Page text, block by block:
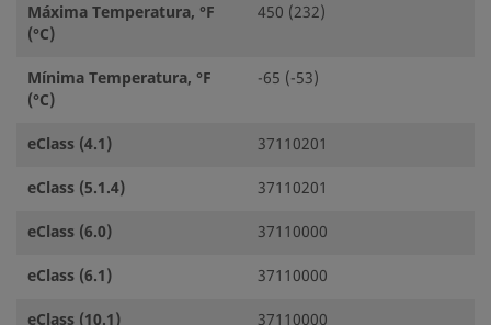
Máxima Temperatura, °F
(°C)
450 (232)
Mínima Temperatura, °F
(°C)
-65 (-53)
eClass (4.1)
37110201
eClass (5.1.4)
37110201
eClass (6.0)
37110000
eClass (6.1)
37110000
eClass (10.1)
37110000